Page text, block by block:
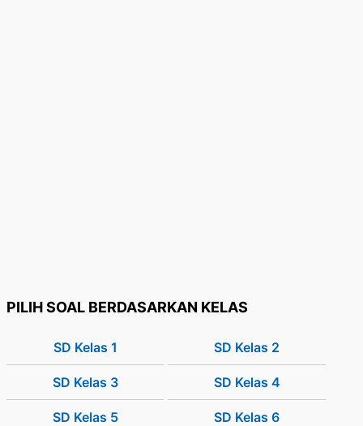
PILIH SOAL BERDASARKAN KELAS
SD Kelas 1 SD Kelas 2
SD Kelas 3 SD Kelas 4
SD Kelas 5 SD Kelas 6